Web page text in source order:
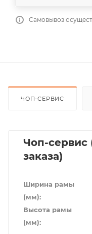
Самовывоз
ЧОП-СЕРВИС
Чоп-сервис
заказа)
Ширина рамы
(мм):
Высота рамы
(мм):